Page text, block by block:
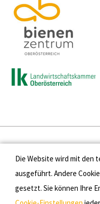
Die Website wird mit den
ausgeführt. Andere
gesetzt. Sie können Ihre